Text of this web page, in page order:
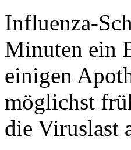
Influenza-
Minuten ein
einigen
möglichst
die Viruslast